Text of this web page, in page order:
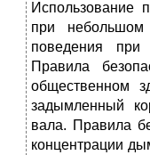
Использование
при небольшом
поведения при
Правила
общественном
задымленный
вала. Правила
концентрации